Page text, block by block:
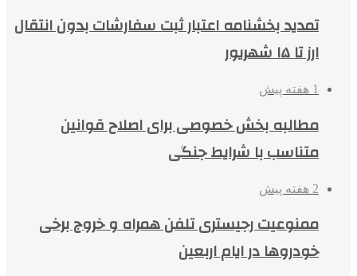
تمدید بخشنامه اعتبار ثبت سفارشات بدون انتقال
ارز تا ۱۵ شهریور
1 هفته پیش
مطالبه بخش خصوصی برای اصلاح قوانین
متناسب با شرایط جنگی
2 هفته پیش
ممنوعیت رجیستری تلفن همراه و خروج برخی
خودروها در ایام اربعین